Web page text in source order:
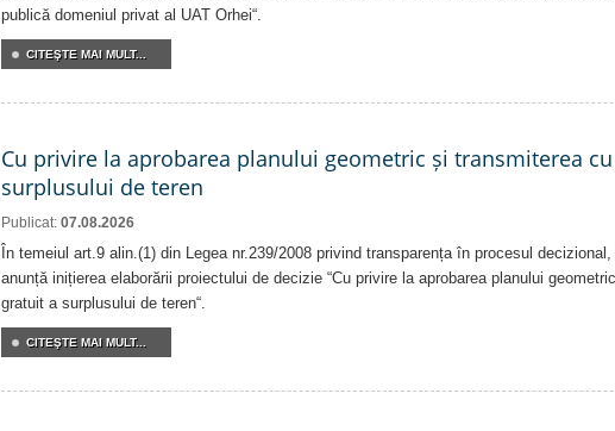
publică domeniul privat al UAT Orhei“.
CITEŞTE MAI MULT...
Cu privire la aprobarea planului geometric și transmiterea
surplusului de teren
Publicat: 07.08.2026
În temeiul art.9 alin.(1) din Legea nr.239/2008 privind transparența în procesul
anunță inițierea elaborării proiectului de decizie “Cu privire la aprobarea planului
gratuit a surplusului de teren“.
CITEŞTE MAI MULT...